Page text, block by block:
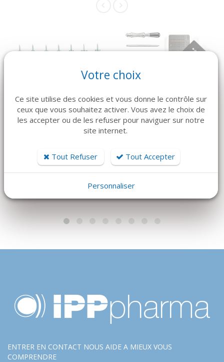
KOHLER
PUNCH MANUEL
45 €
USTOMED
KIT INTRO
UMBRELLA
ENTRER EN CONTACT NOUS AIDE A MIEUX VOUS
COMPRENDRE
Votre choix
Ce site utilise des cookies et vous donne le contrôle sur
ceux que vous souhaitez activer. Vous avez le choix de
les accepter ou de les refuser pour naviguer sur notre
site internet.
Tout Refuser Tout Accepter
Personnaliser